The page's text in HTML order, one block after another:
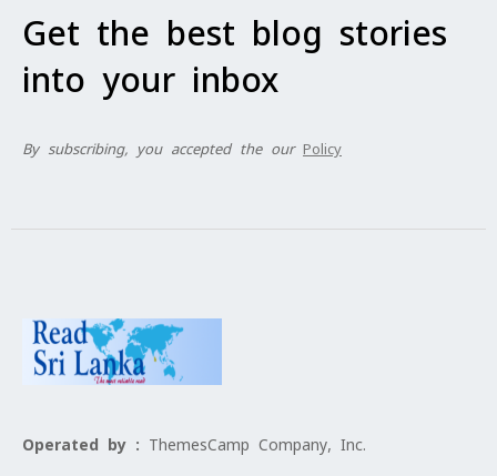
Get the best blog stories
into your inbox
By subscribing, you accepted the our Policy
Operated by : ThemesCamp Company, Inc.